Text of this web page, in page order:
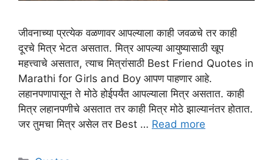
जीवनाच्या प्रत्येक वळणावर आपल्याला काही जवळचे तर काही
दूरचे मित्र भेटत असतात. मित्र आपल्या आयुष्यासाठी खूप
महत्त्वाचे असतात, त्याच मित्रांसाठी Best Friend Quotes in
Marathi for Girls and Boy आपण पाहणार आहे.
लहानपणापासून ते मोठे होईपर्यंत आपल्याला मित्र असतात. काही
मित्र लहानपणीचे असतात तर काही मित्र मोठे झाल्यानंतर होतात.
जर तुमचा मित्र असेल तर Best … Read more